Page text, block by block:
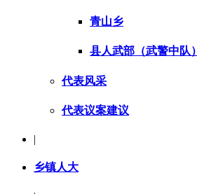
青山乡
县人武部（武警中队）
代表风采
代表议案建议
|
乡镇人大